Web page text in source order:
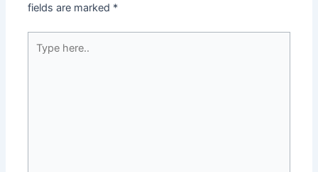
fields are marked *
here..